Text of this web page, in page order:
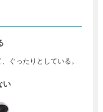
ぐったりとしている。
い